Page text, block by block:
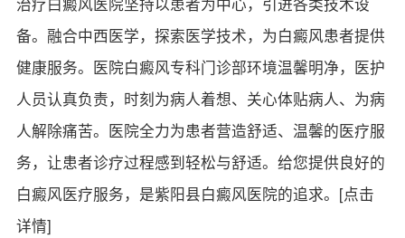
备。融合中西医学，探索医学技术，为白癜风患者提供
健康服务。医院白癜风专科门诊部环境温馨明净，医护
人员认真负责，时刻为病人着想、关心体贴病人、为病
人解除痛苦。医院全力为患者营造舒适、温馨的医疗服
务，让患者诊疗过程感到轻松与舒适。给您提供良好的
白癜风医疗服务，是紫阳县白癜风医院的追求。 [点击
详情]